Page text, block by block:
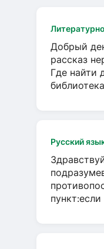
Добрый
рассказ
Где найти
Русский